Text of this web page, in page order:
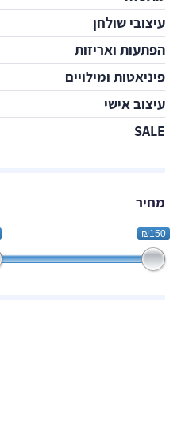
עיצובי שולחן
הפתעות ואריזות
פיניאטות ומילויים
עיצוב אישי
SALE
מחיר
₪150